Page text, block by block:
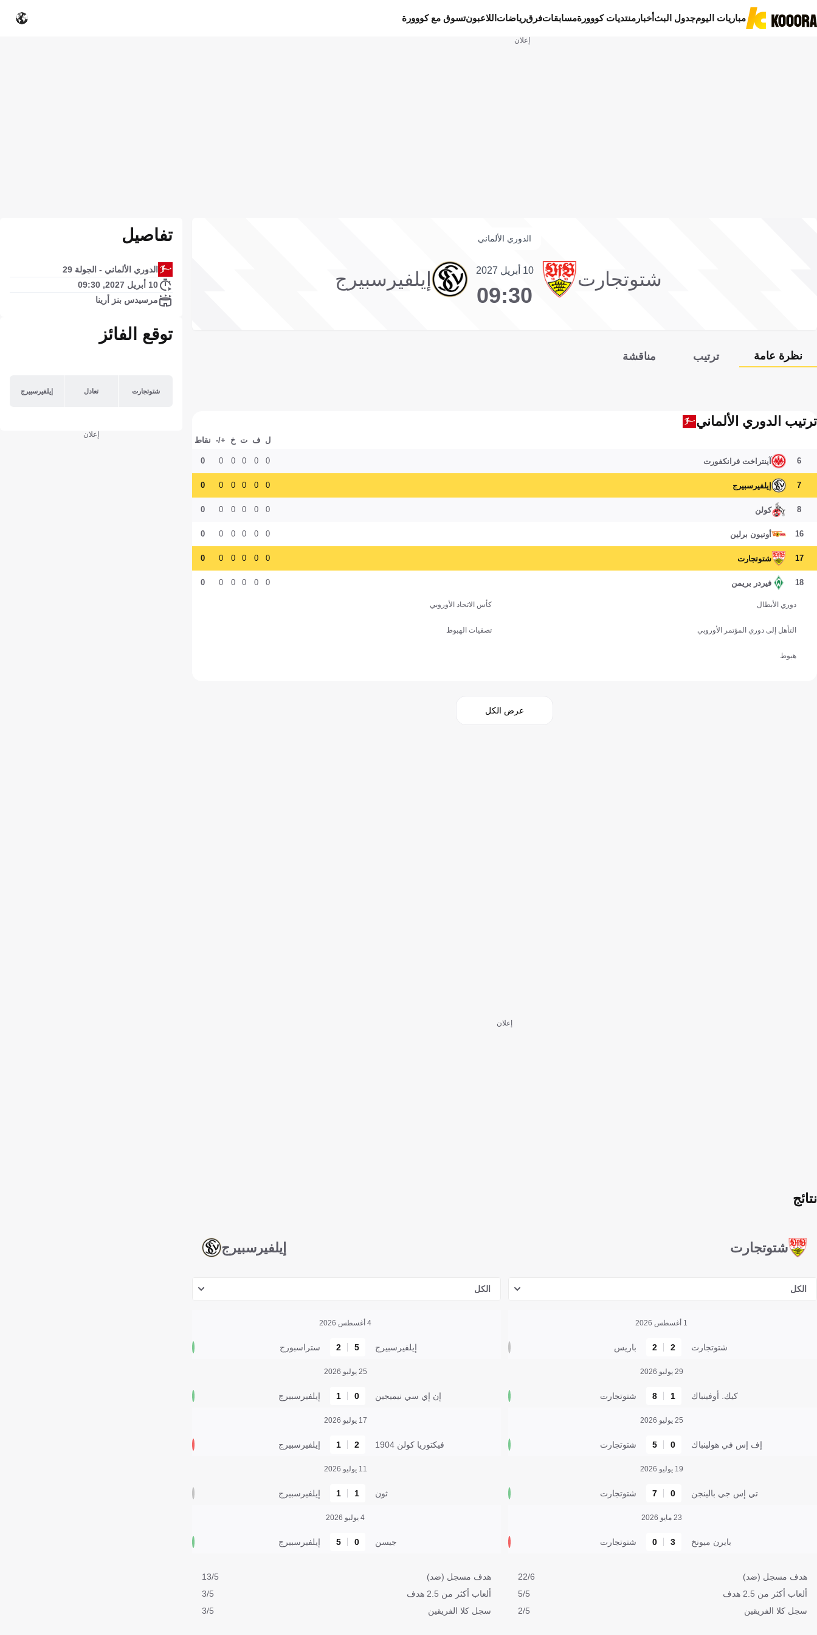
مباريات اليومجدول البثأخبار منتديات كووورةمسابقاتفرقرياضات اللاعبونتسوق مع كووورة
إعلان
الدوري الألماني
شتوتجارت 10 أبريل 2027
09:30
إيلفيرسبيرج
نظرة عامة ترتيب مناقشة
ترتيب الدوري الألماني
ل ف ت خ +/- نقاط
6 آينتراخت فرانكفورت 0
0
0
0
0
0
7 إيلفيرسبيرج 0
0
0
0
0
0
8 كولن 0
0
0
0
0
0
16 أونيون برلين 0
0
0
0
0
0
17 شتوتجارت 0
0
0
0
0
0
18 فيردر بريمن 0
0
0
0
0
0
دوري الأبطال كأس الاتحاد الأوروبي
التأهل إلى دوري المؤتمر الأوروبي تصفيات الهبوط
هبوط
عرض الكل
إعلان
شتوتجارت
نتائج
إيلفيرسبيرج
الكل
1 أغسطس 2026
شتوتجارت 2
2 باريس
29 يوليو 2026
كيك. أوفينباك 1
8 شتوتجارت
25 يوليو 2026
إف إس في هولينباك 0
5 شتوتجارت
19 يوليو 2026
تي إس جي بالينجن 0
7 شتوتجارت
23 مايو 2026
بايرن ميونخ 3
0 شتوتجارت
هدف مسجل (ضد)
22/6
ألعاب أكثر من 2.5 هدف
5/5
سجل كلا الفريقين
2/5
الكل
4 أغسطس 2026
إيلفيرسبيرج 5
2 ستراسبورج
25 يوليو 2026
إن إي سي نيميجين 0
1 إيلفيرسبيرج
17 يوليو 2026
فيكتوريا كولن 1904 2
1 إيلفيرسبيرج
11 يوليو 2026
ثون 1
1 إيلفيرسبيرج
4 يوليو 2026
جيسن 0
5 إيلفيرسبيرج
هدف مسجل (ضد)
13/5
ألعاب أكثر من 2.5 هدف
3/5
سجل كلا الفريقين
3/5
تفاصيل
الدوري الألماني - الجولة 29
10 أبريل 2027, 09:30
مرسيدس بنز أرينا
توقع الفائز
شتوتجارت تعادل إيلفيرسبيرج
إعلان